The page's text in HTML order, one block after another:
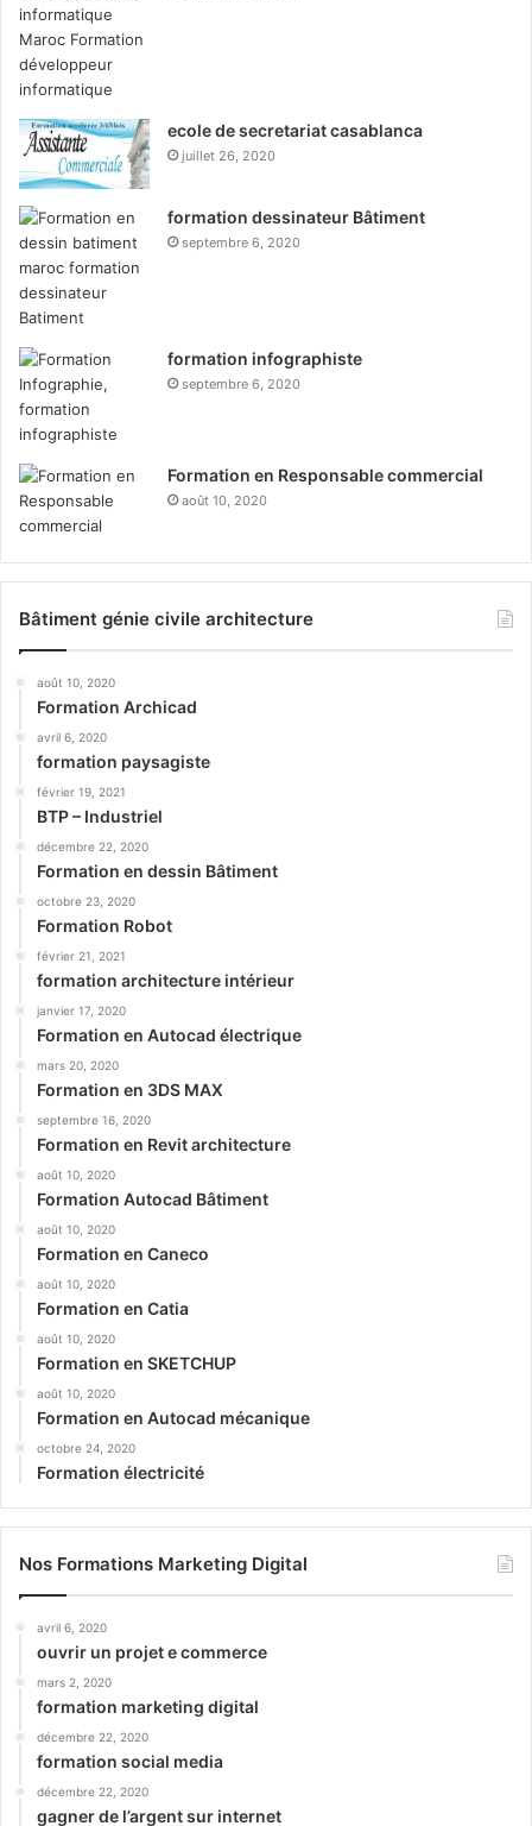
ecole de secretariat casablanca
juillet 26, 2020
formation dessinateur Bâtiment
septembre 6, 2020
formation infographiste
septembre 6, 2020
Formation en Responsable commercial
août 10, 2020
Bâtiment génie civile architecture
août 10, 2020
Formation Archicad
avril 6, 2020
formation paysagiste
février 19, 2021
BTP – Industriel
décembre 22, 2020
Formation en dessin Bâtiment
octobre 23, 2020
Formation Robot
février 21, 2021
formation architecture intérieur
janvier 17, 2020
Formation en Autocad électrique
mars 20, 2020
Formation en 3DS MAX
septembre 16, 2020
Formation en Revit architecture
août 10, 2020
Formation Autocad Bâtiment
août 10, 2020
Formation en Caneco
août 10, 2020
Formation en Catia
août 10, 2020
Formation en SKETCHUP
août 10, 2020
Formation en Autocad mécanique
octobre 24, 2020
Formation électricité
Nos Formations Marketing Digital
avril 6, 2020
ouvrir un projet e commerce
mars 2, 2020
formation marketing digital
décembre 22, 2020
formation social media
décembre 22, 2020
gagner de l’argent sur internet